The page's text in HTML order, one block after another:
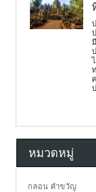
หมวดหมู่
กลอน คำขวัญ